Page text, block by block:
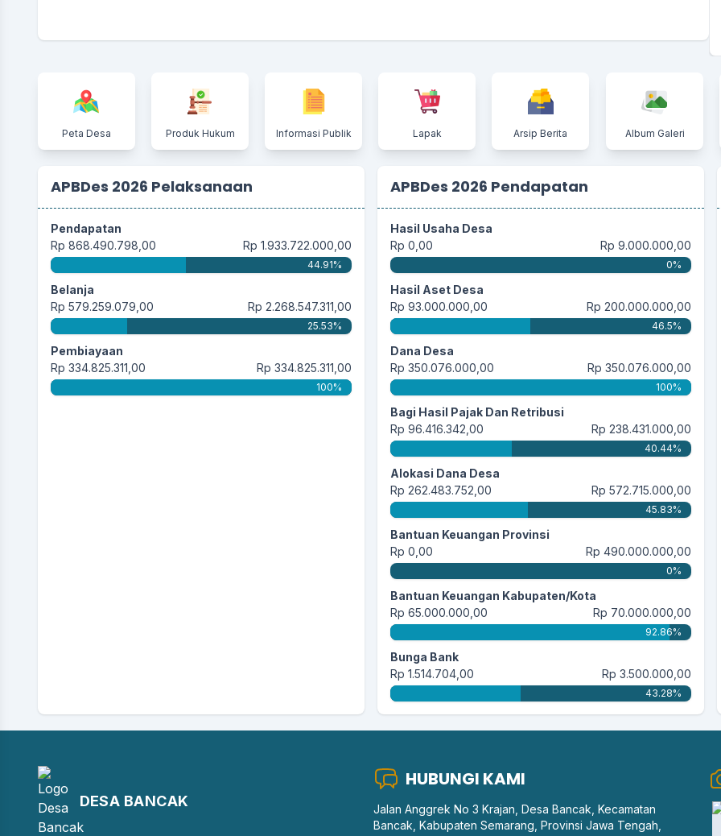
Peta Desa Produk Hukum Informasi Publik Lapak Arsip Berita Album Galeri
APBDes 2026 Pelaksanaan
Pendapatan
Rp 868.490.798,00
Rp 1.933.722.000,00
44.91%
Belanja
Rp 579.259.079,00
Rp 2.268.547.311,00
25.53%
Pembiayaan
Rp 334.825.311,00
Rp 334.825.311,00
100%
APBDes 2026 Pendapatan
Hasil Usaha Desa
Rp 0,00
Rp 9.000.000,00
0%
Hasil Aset Desa
Rp 93.000.000,00
Rp 200.000.000,00
46.5%
Dana Desa
Rp 350.076.000,00
Rp 350.076.000,00
100%
Bagi Hasil Pajak Dan Retribusi
Rp 96.416.342,00
Rp 238.431.000,00
40.44%
Alokasi Dana Desa
Rp 262.483.752,00
Rp 572.715.000,00
45.83%
Bantuan Keuangan Provinsi
Rp 0,00
Rp 490.000.000,00
0%
Bantuan Keuangan Kabupaten/Kota
Rp 65.000.000,00
Rp 70.000.000,00
92.86%
Bunga Bank
Rp 1.514.704,00
Rp 3.500.000,00
43.28%
DESA BANCAK
HUBUNGI KAMI
Jalan Anggrek No 3 Krajan, Desa Bancak, Kecamatan
Bancak, Kabupaten Semarang, Provinsi Jawa Tengah,